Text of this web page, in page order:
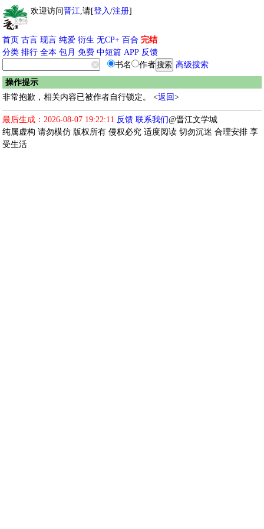
欢迎访问晋江,请[登入/注册]
首页 古言 现言 纯爱 衍生 无CP+ 百合 完结
分类 排行 全本 包月 免费 中短篇 APP 反馈
书名
作者
高级搜索
操作提示
非常抱歉，相关内容已被作者自行锁定。 <返回>
最后生成：2026-08-07 19:22:11 反馈 联系我们@晋江文学城
纯属虚构 请勿模仿 版权所有 侵权必究 适度阅读 切勿沉迷 合理安排 享
受生活